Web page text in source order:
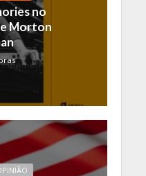
no
Morton